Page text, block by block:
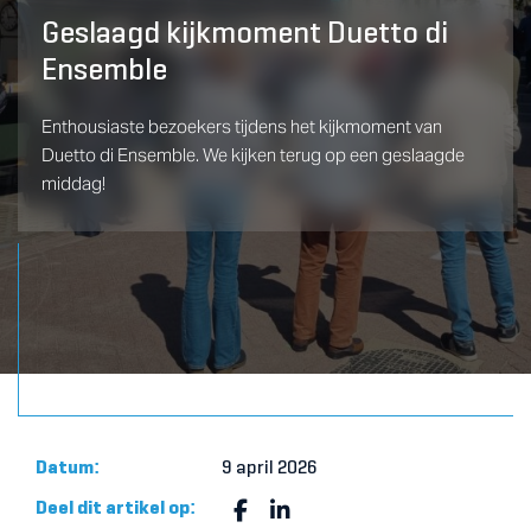
Geslaagd kijkmoment Duetto di
Ensemble
Enthousiaste bezoekers tijdens het kijkmoment van
Duetto di Ensemble. We kijken terug op een geslaagde
middag!
Datum: 9 april 2026
Deel dit artikel op: